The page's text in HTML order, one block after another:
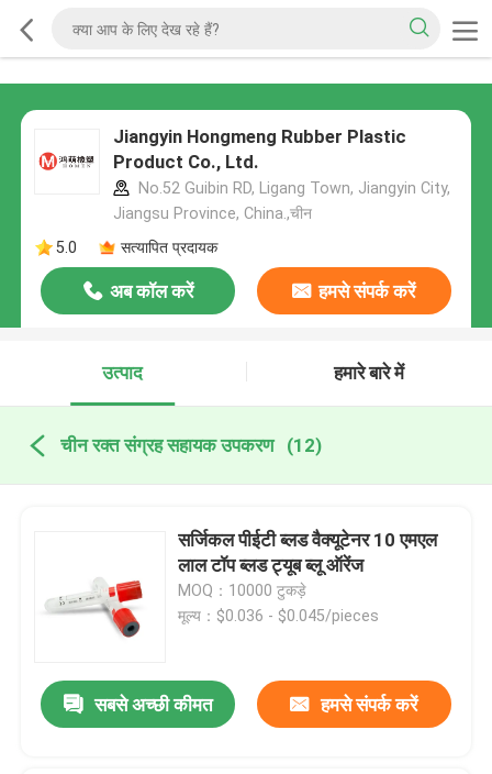
Jiangyin Hongmeng Rubber Plastic
Product Co., Ltd.
No.52 Guibin RD, Ligang Town, Jiangyin City,
Jiangsu Province, China.,चीन
5.0
सत्यापित प्रदायक
अब कॉल करें हमसे संपर्क करें
उत्पाद हमारे बारे में
चीन रक्त संग्रह सहायक उपकरण (12)
सर्जिकल पीईटी ब्लड वैक्यूटेनर 10 एमएल
लाल टॉप ब्लड ट्यूब ब्लू ऑरेंज
MOQ：10000 टुकड़े
मूल्य：$0.036 - $0.045/pieces
सबसे अच्छी कीमत हमसे संपर्क करें